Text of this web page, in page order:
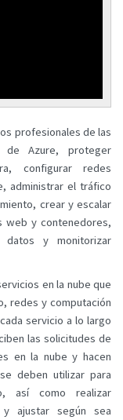
profesionales de las
de Azure, proteger
configurar redes
administrar el tráfico
crear y escalar
web y contenedores,
y monitorizar
en la nube que
redes y computación
servicio a lo largo
las solicitudes de
en la nube y hacen
deben utilizar para
así como realizar
y ajustar según sea